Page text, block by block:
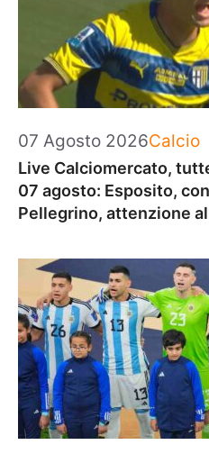
07 Agosto 2026Calcio
Live Calciomercato,
07 agosto: Esposito,
Pellegrino, attenzione